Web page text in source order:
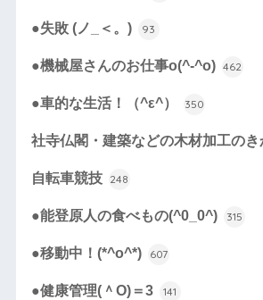
●失敗 (ノ_＜。) 93
●機械屋さんのお仕事o(^-^o) 462
●車的な生活！（^ε^） 350
社寺仏閣・建築などの木材加工のき
自転車競技 248
●能登原人の食べもの(^0_0^) 315
●移動中！(*^o^*) 607
●健康管理(＾O)＝3 141